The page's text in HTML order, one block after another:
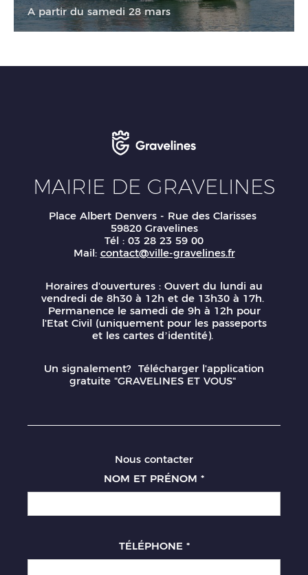
A partir du samedi 28 mars
MAIRIE DE GRAVELINES
Place Albert Denvers - Rue des Clarisses
59820 Gravelines
Tél : 03 28 23 59 00
Mail: contact@ville-gravelines.fr
Horaires d'ouvertures : Ouvert du lundi au
vendredi de 8h30 à 12h et de 13h30 à 17h.
Permanence le samedi de 9h à 12h pour
l'Etat Civil (uniquement pour les passeports
et les cartes d’identité).
Un signalement? Télécharger l'application
gratuite "GRAVELINES ET VOUS"
Nous contacter
NOM ET PRÉNOM *
TÉLÉPHONE *